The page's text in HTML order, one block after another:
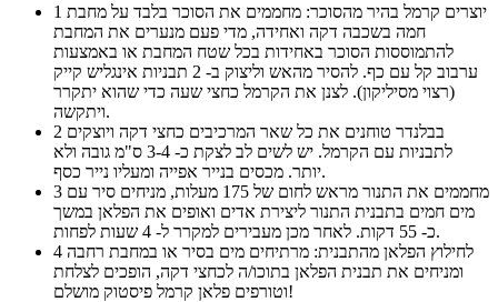
1
חמה בשכבה דקה ואחידה, מדי פעם מנערים את המחבת
להתמוססות הסוכר באחידות בכל שטח המחבת או באמצעות
ערבוב קל עם כף. להסיר מהאש וליצוק ב- 2 תבניות אינגליש קייק
(רצוי מסיליקון). לצנן את הקרמל כחצי שעה כדי שהוא יתקרר
ויתקשה.
2
לתבניות עם הקרמל. יש לשים לב לצקת כ- 3-4 ס"מ גובה ולא
יותר. מכסים בנייר אפייה ומעליו נייר כסף.
3
מים חמים בתבנית התנור ליצירת אדים ואופים את הפלאן במשך
כ- 55 דקות. לאחר מכן מעבירים למקרר ל- 4 שעות לפחות.
4
ומניחים את תבנית הפלאן בתוכו/ה לכחצי דקה, הופכים לצלחת
וטורפים פלאן קרמל פיסטוק מושלם!